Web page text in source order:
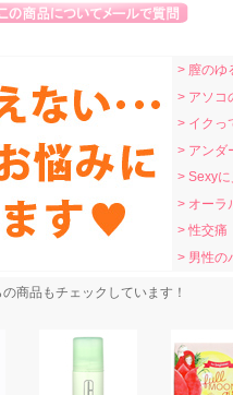
> 膣のゆ
> アソコ
> イクっ
> アンダ
> Sexy
> オーラ
> 性交痛
> 男性の
商品もチェックしています！